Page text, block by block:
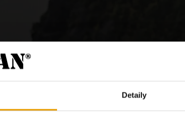
Detaily